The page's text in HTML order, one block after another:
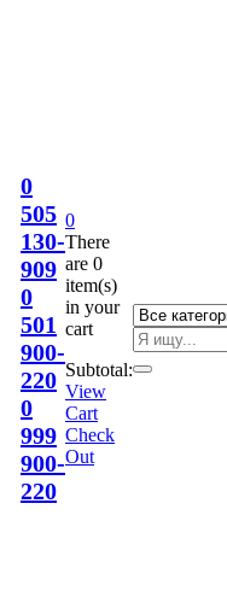
0
505
130-
909
0
501
900-
220
0
999
900-
220
0
There
are 0
item(s)
in your
cart
Subtotal:
View
Cart
Check
Out